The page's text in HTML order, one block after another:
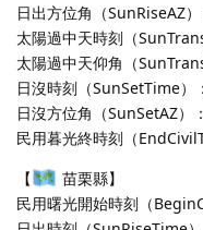
日出方位角（SunRiseAZ
太陽過中天時刻（
太陽過中天仰角（
日沒時刻（SunSetTime）
日沒方位角（SunSetAZ）
民用暮光終時刻（
【
苗栗縣】
民用曙光開始時刻（